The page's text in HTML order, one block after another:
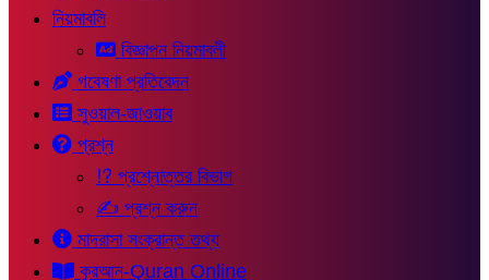
নিয়মাবলি
বিজ্ঞাপন নিয়মাবলী
গবেষণা প্রতিবেদন
সুওয়াল-জাওয়াব
প্রশ্ন
⁉ প্রশ্নোত্তর বিভাগ
✍ প্রশ্ন করুন
মাদরাসা সংক্রান্ত তথ্য
কুরআন-Quran Online